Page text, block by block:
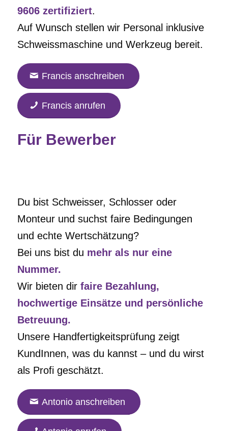
9606 zertifiziert.
Auf Wunsch stellen wir Personal inklusive
Schweissmaschine und Werkzeug bereit.
Francis anschreiben
Francis anrufen
Für Bewerber
Du bist Schweisser, Schlosser oder
Monteur und suchst faire Bedingungen
und echte Wertschätzung?
Bei uns bist du mehr als nur eine
Nummer.
Wir bieten dir faire Bezahlung,
hochwertige Einsätze und persönliche
Betreuung.
Unsere Handfertigkeitsprüfung zeigt
KundInnen, was du kannst – und du wirst
als Profi geschätzt.
Antonio anschreiben